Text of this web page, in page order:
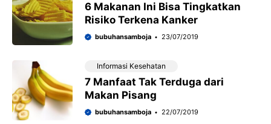
6 Makanan Ini Bisa Tingkatkan
Risiko Terkena Kanker
bubuhansamboja 23/07/2019
Informasi Kesehatan
7 Manfaat Tak Terduga dari
Makan Pisang
bubuhansamboja 22/07/2019